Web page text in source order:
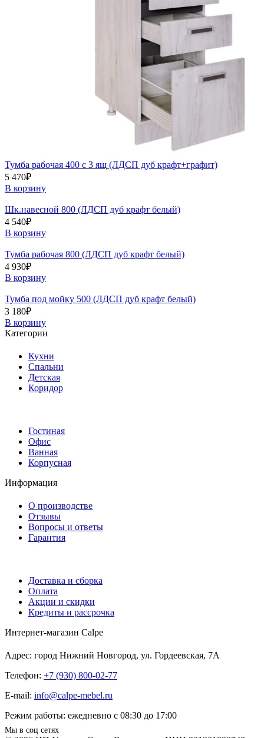
Тумба рабочая 400 с 3 ящ (ЛДСП дуб крафт+графит)
5 470₽
В корзину
Шк.навесной 800 (ЛДСП дуб крафт белый)
4 540₽
В корзину
Тумба рабочая 800 (ЛДСП дуб крафт белый)
4 930₽
В корзину
Тумба под мойку 500 (ЛДСП дуб крафт белый)
3 180₽
В корзину
Категории
Кухни
Спальни
Детская
Коридор
Гостиная
Офис
Ванная
Корпусная
Информация
О производстве
Отзывы
Вопросы и ответы
Гарантия
Доставка и сборка
Оплата
Акции и скидки
Кредиты и рассрочка
Интернет-магазин Calpe
Адрес: город Нижний Новгород, ул. Гордеевская, 7А
Телефон: +7 (930) 800-02-77
E-mail: info@calpe-mebel.ru
Режим работы: ежедневно с 08:30 до 17:00
Мы в соц сетях